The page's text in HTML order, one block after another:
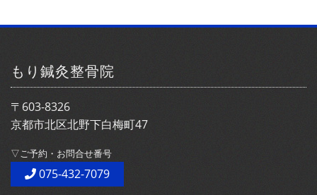
もり鍼灸整骨院
〒603-8326
京都市北区北野下白梅町47
▽ご予約・お問合せ番号
075-432-7079